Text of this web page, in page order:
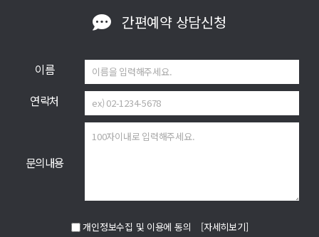
간편예약상담신청
이름
연락처
문의내용
개인정보수집 및 이용에 동의 [자세히보기]